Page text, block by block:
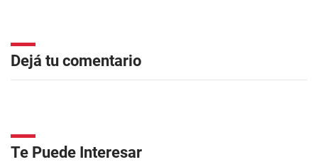
Dejá tu comentario
Te Puede Interesar